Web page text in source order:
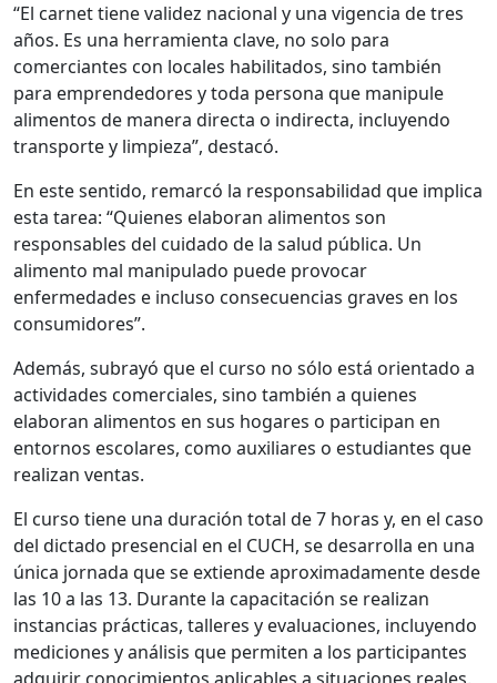
“El carnet tiene validez nacional y una vigencia de tres
años. Es una herramienta clave, no solo para
comerciantes con locales habilitados, sino también
para emprendedores y toda persona que manipule
alimentos de manera directa o indirecta, incluyendo
transporte y limpieza”, destacó.
En este sentido, remarcó la responsabilidad que implica
esta tarea: “Quienes elaboran alimentos son
responsables del cuidado de la salud pública. Un
alimento mal manipulado puede provocar
enfermedades e incluso consecuencias graves en los
consumidores”.
Además, subrayó que el curso no sólo está orientado a
actividades comerciales, sino también a quienes
elaboran alimentos en sus hogares o participan en
entornos escolares, como auxiliares o estudiantes que
realizan ventas.
El curso tiene una duración total de 7 horas y, en el caso
del dictado presencial en el CUCH, se desarrolla en una
única jornada que se extiende aproximadamente desde
las 10 a las 13. Durante la capacitación se realizan
instancias prácticas, talleres y evaluaciones, incluyendo
mediciones y análisis que permiten a los participantes